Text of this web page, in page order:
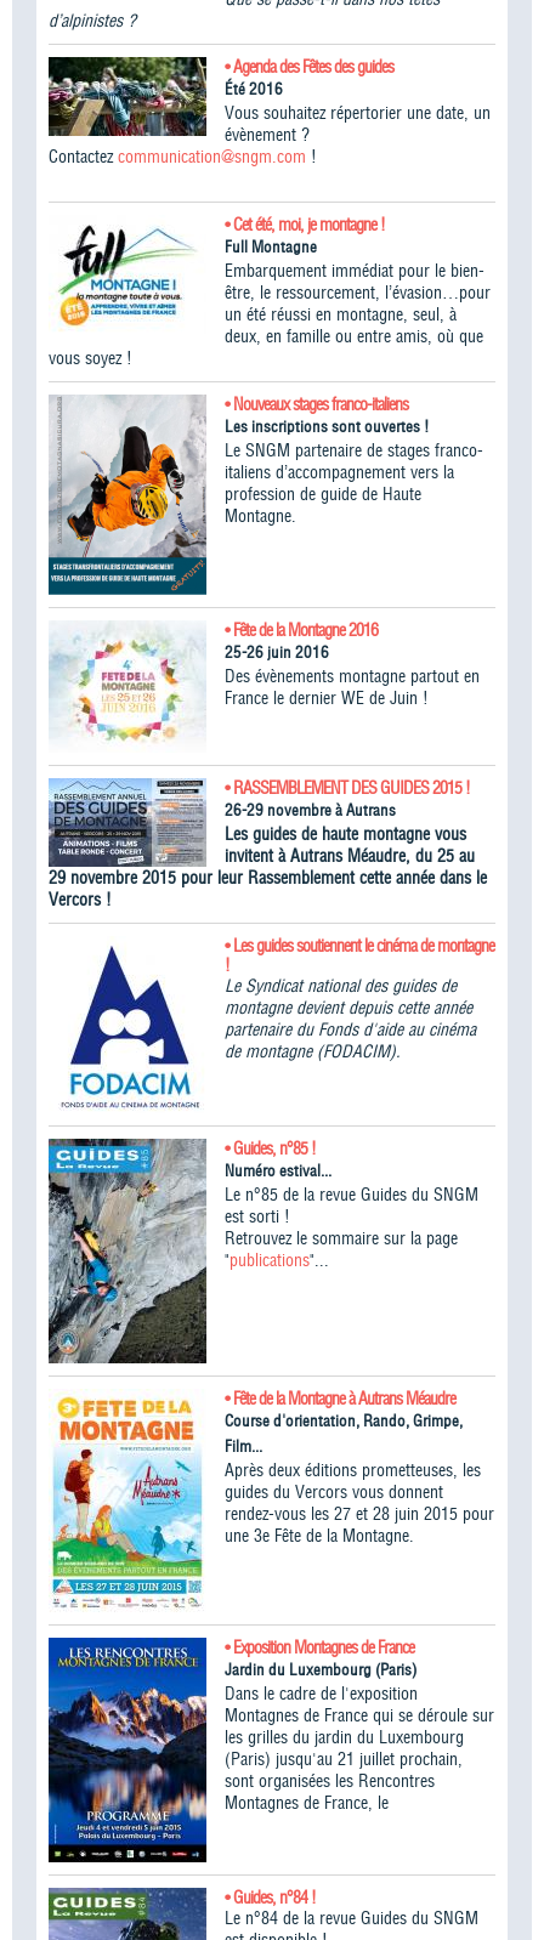
d’alpinistes ?
• Agenda des Fêtes des guides
Été 2016
Vous souhaitez répertorier une date, un
évènement ?
Contactezcommunication@sngm.com !
• Cet été, moi, je montagne !
Full Montagne
Embarquement immédiat pour le bien-
être, le ressourcement, l’évasion…pour
un été réussi en montagne, seul, à
deux, en famille ou entre amis, où que
vous soyez !
• Nouveaux stages franco-italiens
Les inscriptions sont ouvertes !
Le SNGM partenaire de stages franco-
italiens d’accompagnement vers la
profession de guide de Haute
Montagne.
• Fête de la Montagne 2016
25-26 juin 2016
Des évènements montagne partout en
France le dernier WE de Juin !
• RASSEMBLEMENT DES GUIDES 2015 !
26-29 novembre à Autrans
Les guides de haute montagne vous
invitent à Autrans Méaudre, du 25 au
29 novembre 2015 pour leur Rassemblement cette année dans le
Vercors !
• Les guides soutiennent le cinéma de montagne
!
Le Syndicat national des guides de
montagne devient depuis cette année
partenaire du Fonds d'aide au cinéma
de montagne (FODACIM).
• Guides, n°85 !
Numéro estival...
Le n°85 de la revue Guides du SNGM
est sorti !
Retrouvez le sommaire sur la page
"publications"...
• Fête de la Montagne à Autrans Méaudre
Course d'orientation, Rando, Grimpe,
Film...
Après deux éditions prometteuses, les
guides du Vercors vous donnent
rendez-vous les 27 et 28 juin 2015 pour
une 3e Fête de la Montagne.
• Exposition Montagnes de France
Jardin du Luxembourg (Paris)
Dans le cadre de l'exposition
Montagnes de France qui se déroule sur
les grilles du jardin du Luxembourg
(Paris) jusqu'au 21 juillet prochain,
sont organisées les Rencontres
Montagnes de France, le
• Guides, n°84 !
Le n°84 de la revue Guides du SNGM